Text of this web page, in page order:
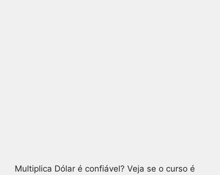
Multiplica Dólar é confiável? Veja se o curso é